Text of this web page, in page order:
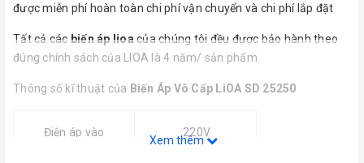
được miễn phí hoàn toàn chi phí vận chuyển và chi phí lắp đặt
Tất cả các biến áp lioa của chúng tôi đều được bảo hành theo
đúng chính sách của LIOA là 4 năm/ sản phẩm.
Thông số kĩ thuật của Biến Áp Vô Cấp LiOA SD 25250
Điện áp vào 220V
Xem thêm